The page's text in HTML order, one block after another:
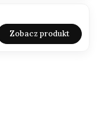
Zobacz produkt